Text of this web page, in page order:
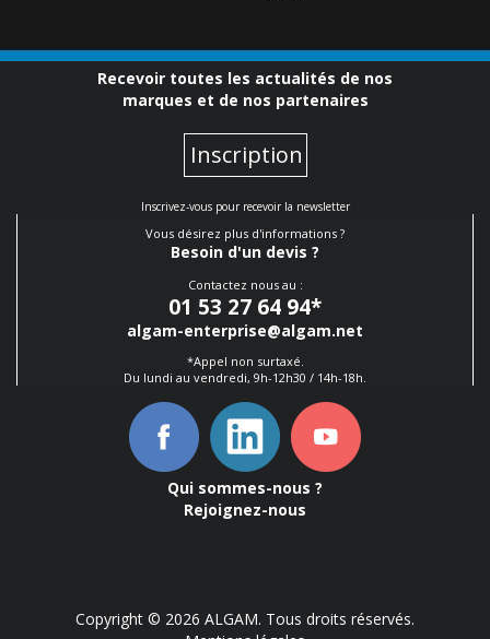
Recevoir toutes les actualités de nos
marques et de nos partenaires
Inscription
Inscrivez-vous pour recevoir la newsletter
Vous désirez plus d'informations ?
Besoin d'un devis ?
Contactez nous au :
01 53 27 64 94*
algam-enterprise@algam.net
*Appel non surtaxé.
Du lundi au vendredi, 9h-12h30 / 14h-18h.
Qui sommes-nous ?
Rejoignez-nous
Copyright © 2026 ALGAM. Tous droits réservés.